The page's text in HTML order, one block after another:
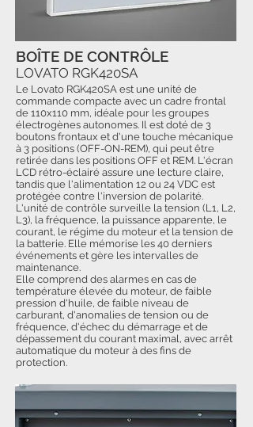
Le Lovato RGK420SA est une unité de
commande compacte avec un cadre frontal
de 110x110 mm, idéale pour les groupes
électrogènes autonomes. Il est doté de 3
boutons frontaux et d'une touche mécanique
à 3 positions (OFF-ON-REM), qui peut être
retirée dans les positions OFF et REM. L'écran
LCD rétro-éclairé assure une lecture claire,
tandis que l'alimentation 12 ou 24 VDC est
protégée contre l'inversion de polarité.
L'unité de contrôle surveille la tension (L1, L2,
L3), la fréquence, la puissance apparente, le
courant, le régime du moteur et la tension de
la batterie. Elle mémorise les 40 derniers
événements et gère les intervalles de
maintenance.
Elle comprend des alarmes en cas de
température élevée du moteur, de faible
pression d'huile, de faible niveau de
carburant, d'anomalies de tension ou de
fréquence, d'échec du démarrage et de
dépassement du courant maximal, avec arrêt
automatique du moteur à des fins de
protection.
BOÎTE DE CONTRÔLE
LOVATO RGK420SA